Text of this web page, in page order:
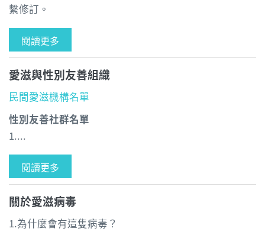
繫修訂。
閱讀更多
愛滋與性別友善組織
民間愛滋機構名單
性別友善社群名單
1....
閱讀更多
關於愛滋病毒
1.為什麼會有這隻病毒？